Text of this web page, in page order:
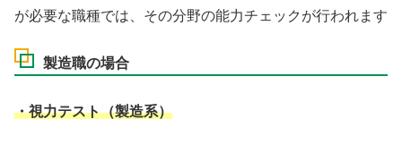
が必要な職種では、その分野の能力チェックが行われます
製造職の場合
・視力テスト（製造系）